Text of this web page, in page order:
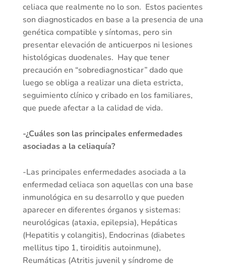
celiaca que realmente no lo son. Estos pacientes
son diagnosticados en base a la presencia de una
genética compatible y síntomas, pero sin
presentar elevación de anticuerpos ni lesiones
histológicas duodenales. Hay que tener
precaución en “sobrediagnosticar” dado que
luego se obliga a realizar una dieta estricta,
seguimiento clínico y cribado en los familiares,
que puede afectar a la calidad de vida.
-¿Cuáles son las principales enfermedades
asociadas a la celiaquía?
-Las principales enfermedades asociada a la
enfermedad celiaca son aquellas con una base
inmunológica en su desarrollo y que pueden
aparecer en diferentes órganos y sistemas:
neurológicas (ataxia, epilepsia), Hepáticas
(Hepatitis y colangitis), Endocrinas (diabetes
mellitus tipo 1, tiroiditis autoinmune),
Reumáticas (Atritis juvenil y síndrome de